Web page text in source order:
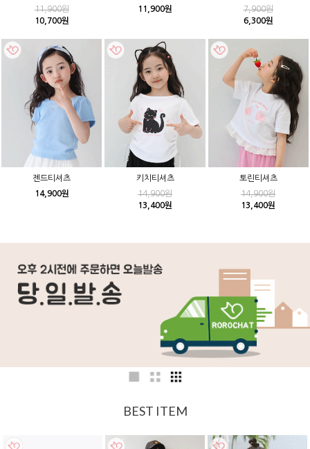
11,900원
10,700원
11,900원
7,900원
6,300원
젠드티셔츠
14,900원
키치티셔츠
14,900원
13,400원
토린티셔츠
14,900원
13,400원
BEST ITEM